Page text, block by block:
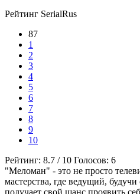
Рейтинг SerialRus
87
1
2
3
4
5
6
7
8
9
10
Рейтинг: 8.7 / 10 Голосов: 6
"Меломан" - это не просто
мастерства, где ведущий,